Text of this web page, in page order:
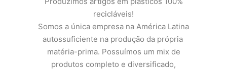
recicláveis!
Somos a única empresa na América Latina
autossuficiente na produção da própria
matéria-prima. Possuímos um mix de
produtos completo e diversificado,